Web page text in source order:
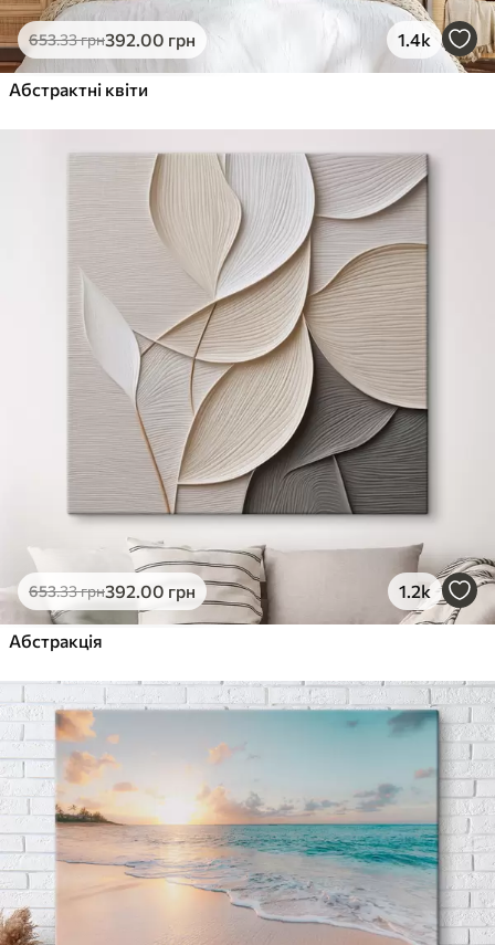
653.33грн392.00 грн 1.4k
Абстрактні квіти
653.33грн392.00 грн 1.2k
Абстракція